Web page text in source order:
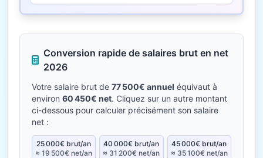
Conversion rapide de salaires brut en net
2026
Votre salaire brut de 77 500€ annuel équivaut à
environ 60 450€ net. Cliquez sur un autre montant
ci-dessous pour calculer précisément son salaire
net :
25 000€ brut/an
≈ 19 500€ net/an
40 000€ brut/an
≈ 31 200€ net/an
45 000€ brut/an
≈ 35 100€ net/an